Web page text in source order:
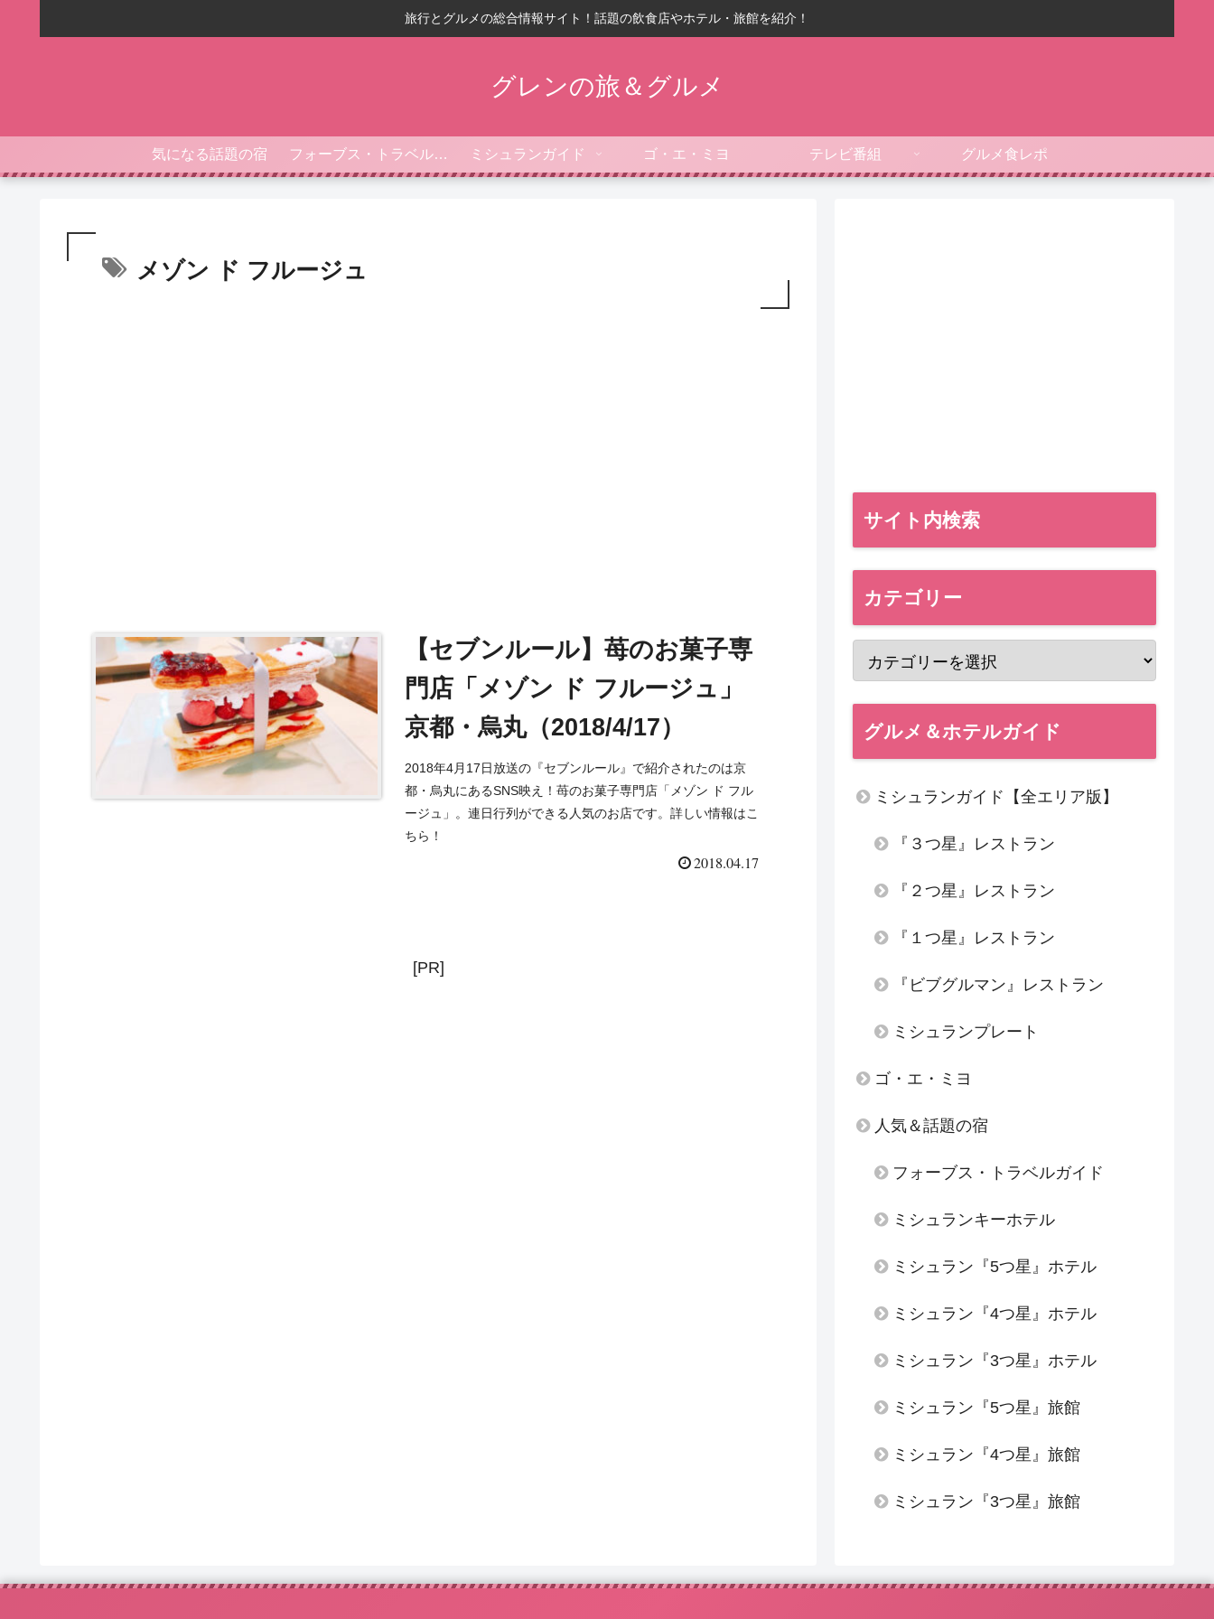
旅行とグルメの総合情報サイト！話題の飲食店やホテル・旅館を紹介！
グレンの旅＆グルメ
気になる話題の宿 フォーブス・トラベルガイド ミシュランガイド ゴ・エ・ミヨ テレビ番組 グルメ食レポ
メゾン ド フルージュ
【セブンルール】苺のお菓子専
門店「メゾン ド フルージュ」
京都・烏丸（2018/4/17）
2018年4月17日放送の『セブンルール』で紹介されたのは京
都・烏丸にあるSNS映え！苺のお菓子専門店「メゾン ド フル
ージュ」。連日行列ができる人気のお店です。詳しい情報はこ
ちら！
2018.04.17
[PR]
サイト内検索
カテゴリー
グルメ＆ホテルガイド
ミシュランガイド【全エリア版】
『３つ星』レストラン
『２つ星』レストラン
『１つ星』レストラン
『ビブグルマン』レストラン
ミシュランプレート
ゴ・エ・ミヨ
人気＆話題の宿
フォーブス・トラベルガイド
ミシュランキーホテル
ミシュラン『5つ星』ホテル
ミシュラン『4つ星』ホテル
ミシュラン『3つ星』ホテル
ミシュラン『5つ星』旅館
ミシュラン『4つ星』旅館
ミシュラン『3つ星』旅館